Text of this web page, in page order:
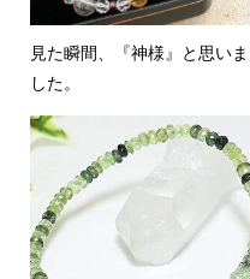
見た瞬間、『神様』と思いま
した。